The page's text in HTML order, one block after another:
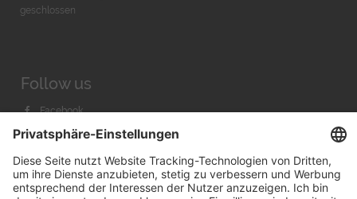
geschlossen
Follow us
Facebook
Instagram
Youtube